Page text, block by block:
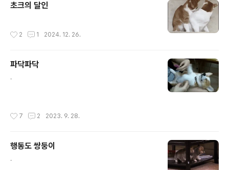
초크의 달인
2 1 2024. 12. 26.
파닥파닥
.
7 2 2023. 9. 28.
행동도 쌍둥이
.